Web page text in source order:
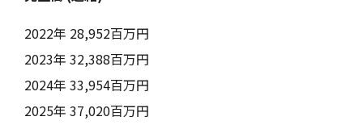
2022年 28,952百万円
2023年 32,388百万円
2024年 33,954百万円
2025年 37,020百万円